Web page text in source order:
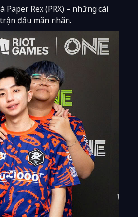
Rex (PRX) – những cái
đấu mãn nhãn.